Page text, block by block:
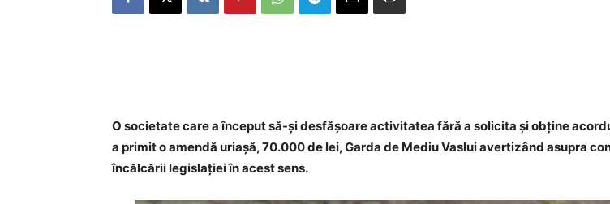
O societate care a început să-și desfășoare activitatea fără a solicita și obține
a primit o amendă uriașă, 70.000 de lei, Garda de Mediu Vaslui avertizând asupra
încălcării legislației în acest sens.